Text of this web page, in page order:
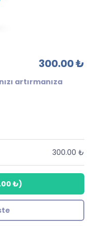
300.00 ₺
artırmanıza
300.00 ₺
₺)